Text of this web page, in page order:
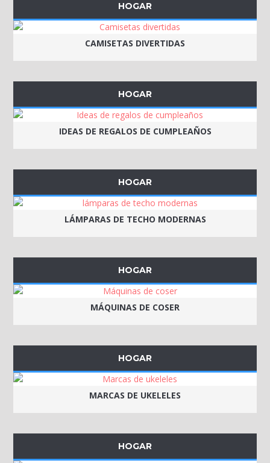
HOGAR
CAMISETAS DIVERTIDAS
HOGAR
IDEAS DE REGALOS DE CUMPLEAÑOS
HOGAR
LÁMPARAS DE TECHO MODERNAS
HOGAR
MÁQUINAS DE COSER
HOGAR
MARCAS DE UKELELES
HOGAR